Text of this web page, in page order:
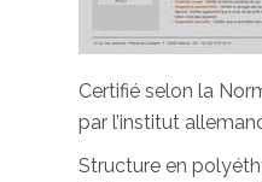
Certifié selon la
par l’institut
Structure en